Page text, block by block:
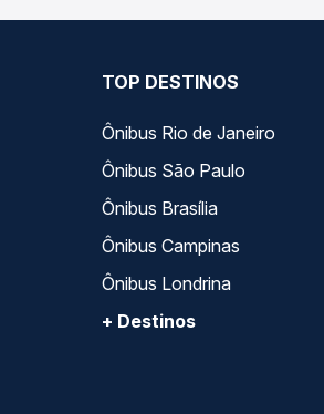
TOP DESTINOS
Ônibus Rio de Janeiro
Ônibus São Paulo
Ônibus Brasília
Ônibus Campinas
Ônibus Londrina
+ Destinos